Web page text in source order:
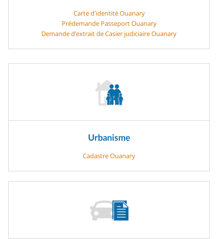
Carte d'identité Ouanary
Prédemande Passeport Ouanary
Demande d’extrait de Casier judiciaire Ouanary
Urbanisme
Cadastre Ouanary